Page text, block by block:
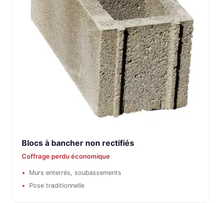
Blocs à bancher non rectifiés
Coffrage perdu économique
Murs enterrés, soubassements
Pose traditionnelle